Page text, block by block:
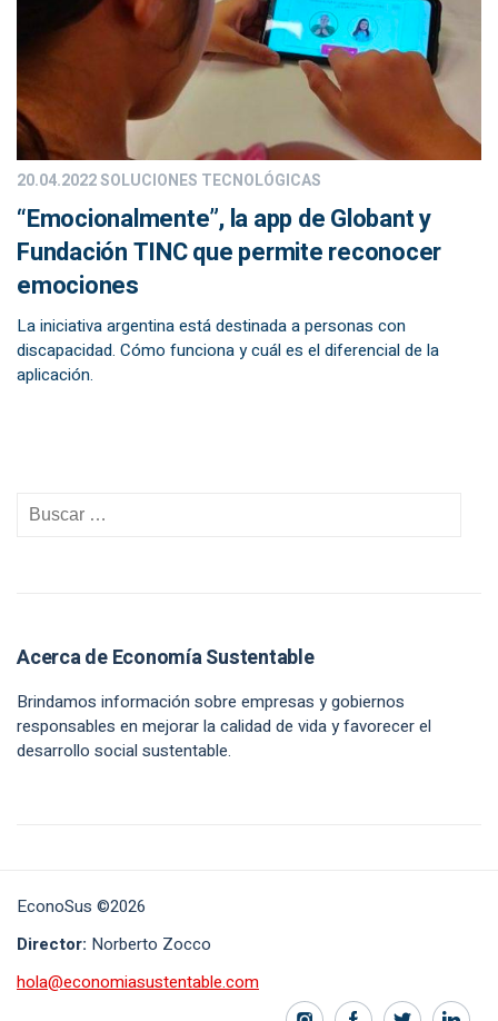
20.04.2022SOLUCIONES TECNOLÓGICAS
“Emocionalmente”, la app de Globant y
Fundación TINC que permite reconocer
emociones
La iniciativa argentina está destinada a personas con
discapacidad. Cómo funciona y cuál es el diferencial de la
aplicación.
Acerca de Economía Sustentable
Brindamos información sobre empresas y gobiernos
responsables en mejorar la calidad de vida y favorecer el
desarrollo social sustentable.
EconoSus ©2026
Director: Norberto Zocco
hola@economiasustentable.com